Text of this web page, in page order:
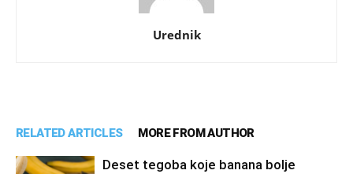
Urednik
RELATED ARTICLES MORE FROM AUTHOR
Deset tegoba koje banana bolje